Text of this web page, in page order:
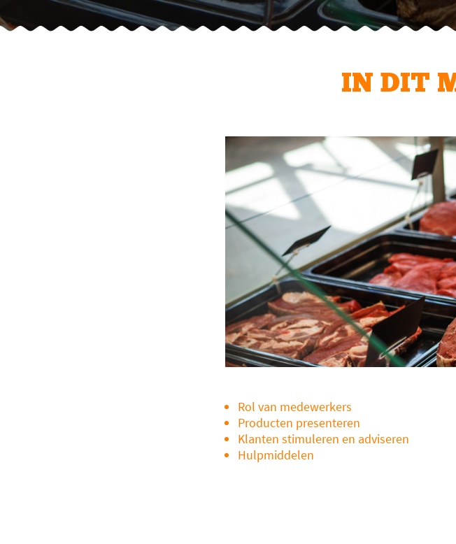
IN DIT
Rol van medewerkers
Producten presenteren
Klanten stimuleren en adviseren
Hulpmiddelen